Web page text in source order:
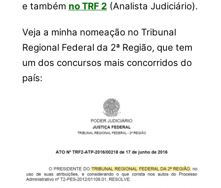
e também no TRF 2 (Analista Judiciário).
Veja a minha nomeação no Tribunal
Regional Federal da 2ª Região, que tem
um dos concursos mais concorridos do
país: